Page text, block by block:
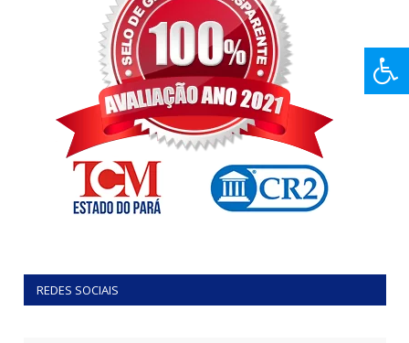
REDES SOCIAIS